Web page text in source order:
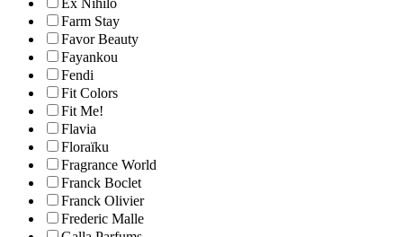
Ex Nihilo
Farm Stay
Favor Beauty
Fayankou
Fendi
Fit Colors
Fit Me!
Flavia
Floraïku
Fragrance World
Franck Boclet
Franck Olivier
Frederic Malle